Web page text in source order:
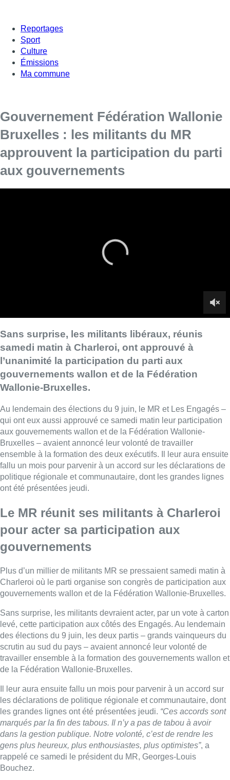
Reportages
Sport
Culture
Émissions
Ma commune
Gouvernement Fédération Wallonie
Bruxelles : les militants du MR
approuvent la participation du parti
aux gouvernements
aux gouvernements wallon et de la Fédération Wallonie-
ensemble à la formation des deux exécutifs. Il leur aura ensuite
politique régionale et communautaire, dont les grandes lignes
ont été présentées jeudi.
Le MR réunit ses militants à Charleroi
pour acter sa participation aux
gouvernements
Plus d’un millier de militants MR se pressaient samedi matin à
Charleroi où le parti organise son congrès de participation aux
gouvernements wallon et de la Fédération Wallonie-Bruxelles.
Sans surprise, les militants devraient acter, par un vote à carton
levé, cette participation aux côtés des Engagés. Au lendemain
scrutin au sud du pays – avaient annoncé leur volonté de
travailler ensemble à la formation des gouvernements wallon et
de la Fédération Wallonie-Bruxelles.
Il leur aura ensuite fallu un mois pour parvenir à un accord sur
les grandes lignes ont été présentées jeudi.“Ces accords sont
marqués par la fin des tabous. Il n’y a pas de tabou à avoir
dans la gestion publique. Notre volonté, c’est de rendre les
, a
rappelé ce samedi le président du MR, Georges-Louis
Bouchez.
► Revoir | Smartphone, gratuité des fournitures, CEB,
tronc commun… Les annonces MR-Les Engagés pour
l’enseignement
“Les gens ne craignent pas le changement, ils l’attendent. Et ce
changement, nous allons l’incarner”, a-t-il ajouté sous les
applaudissements nourris des militants libéraux qui l’avaient
accueilli quelques minutes plus tôt par une standing ovation.
“Ces accords, il sera possible de les mettre en oeuvre à
condition de l’engagement de chacun au sein des
gouvernements, des parlements et auprès de chacun et
chacune d’entre vous. Les cinq prochaines années seront des